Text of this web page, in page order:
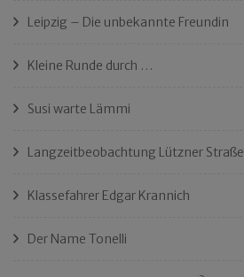
Leipzig – Die unbekannte Freundin
Kleine Runde durch …
Susi warte Lämmi
Langzeitbeobachtung Lützner Straße
Klassefahrer Edgar Krannich
Der Name Tonelli